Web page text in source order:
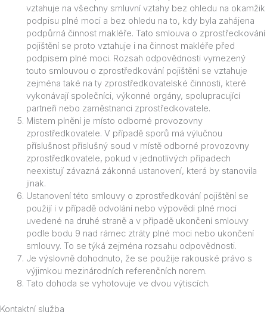
vztahuje na všechny smluvní vztahy bez ohledu na okamžik
podpisu plné moci a bez ohledu na to, kdy byla zahájena
podpůrná činnost makléře. Tato smlouva o zprostředkování
pojištění se proto vztahuje i na činnost makléře před
podpisem plné moci. Rozsah odpovědnosti vymezený
touto smlouvou o zprostředkování pojištění se vztahuje
zejména také na ty zprostředkovatelské činnosti, které
vykonávají společníci, výkonné orgány, spolupracující
partneři nebo zaměstnanci zprostředkovatele.
Místem plnění je místo odborné provozovny
zprostředkovatele. V případě sporů má výlučnou
příslušnost příslušný soud v místě odborné provozovny
zprostředkovatele, pokud v jednotlivých případech
neexistují závazná zákonná ustanovení, která by stanovila
jinak.
Ustanovení této smlouvy o zprostředkování pojištění se
použijí i v případě odvolání nebo výpovědi plné moci
uvedené na druhé straně a v případě ukončení smlouvy
podle bodu 9 nad rámec ztráty plné moci nebo ukončení
smlouvy. To se týká zejména rozsahu odpovědnosti.
Je výslovně dohodnuto, že se použije rakouské právo s
výjimkou mezinárodních referenčních norem.
Tato dohoda se vyhotovuje ve dvou výtiscích.
Kontaktní služba